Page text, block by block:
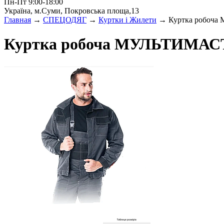
Пн-Пт 9:00-18:00
Україна, м.Суми, Покровська площа,13
Главная → СПЕЦОДЯГ → Куртки і Жилети → Куртка
Куртка робоча